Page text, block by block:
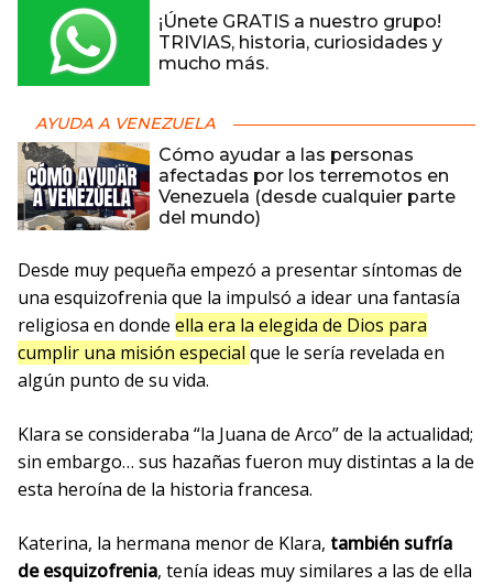
¡Únete GRATIS a nuestro grupo!
TRIVIAS, historia, curiosidades y
mucho más.
AYUDA A VENEZUELA
Cómo ayudar a las personas
afectadas por los terremotos en
Venezuela (desde cualquier parte
del mundo)
Desde muy pequeña empezó a presentar síntomas de
una esquizofrenia que la impulsó a idear una fantasía
religiosa en donde ella era la elegida de Dios para
cumplir una misión especial que le sería revelada en
algún punto de su vida.
Klara se consideraba “la Juana de Arco” de la actualidad;
sin embargo… sus hazañas fueron muy distintas a la de
esta heroína de la historia francesa.
Katerina, la hermana menor de Klara, también sufría
de esquizofrenia, tenía ideas muy similares a las de ella